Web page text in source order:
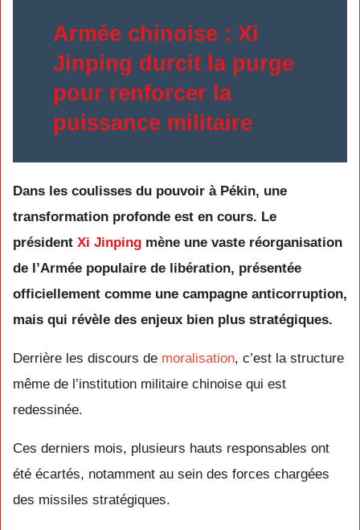
Armée chinoise : Xi
Jinping durcit la purge
pour renforcer la
puissance militaire
Dans les coulisses du pouvoir à Pékin, une
transformation profonde est en cours. Le
président Xi Jinping mène une vaste réorganisation
de l’Armée populaire de libération, présentée
officiellement comme une campagne anticorruption,
mais qui révèle des enjeux bien plus stratégiques.
Derrière les discours de moralisation, c’est la structure
même de l’institution militaire chinoise qui est
redessinée.
Ces derniers mois, plusieurs hauts responsables ont
été écartés, notamment au sein des forces chargées
des missiles stratégiques.